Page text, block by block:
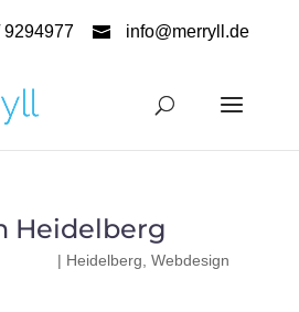
9294977 info@merryll.de
Heidelberg
| Heidelberg Webdesign